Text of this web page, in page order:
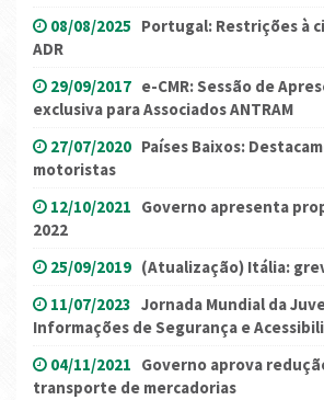
08/08/2025 Portugal: Restrições à
ADR
29/09/2017 e-CMR: Sessão de
exclusiva para Associados ANTRAM
27/07/2020 Países Baixos:
motoristas
12/10/2021 Governo apresenta
2022
25/09/2019 (Atualização) Itália:
11/07/2023 Jornada Mundial da
Informações de Segurança e
04/11/2021 Governo aprova
transporte de mercadorias